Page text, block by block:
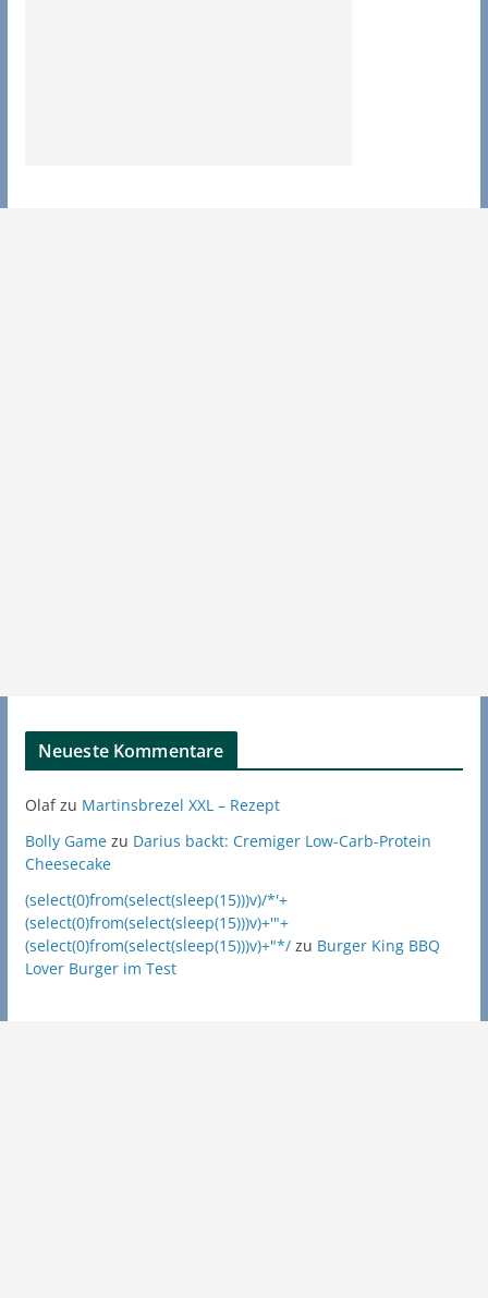
Neueste Kommentare
Olafzu Martinsbrezel XXL – Rezept
Bolly Gamezu Darius backt: Cremiger Low-Carb-Protein
Cheesecake
(select(0)from(select(sleep(15)))v)/*'+
(select(0)from(select(sleep(15)))v)+'"+
(select(0)from(select(sleep(15)))v)+"*/zu Burger King BBQ
Lover Burger im Test